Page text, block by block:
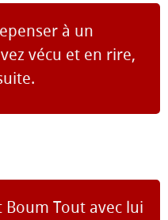
à un
vécu et en rire,
Tout avec lui